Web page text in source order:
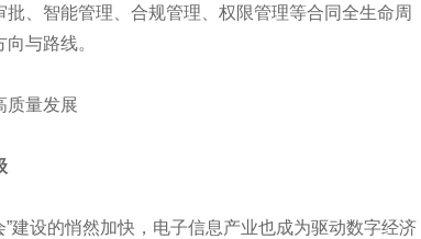
、智能管理、合规管理、权限管理等合同全生命周
与路线。
”建设的悄然加快，电子信息产业也成为驱动数字经济